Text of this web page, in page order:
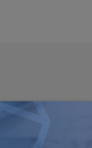
zu beurteilen, ist
eine
Jedoch ist es sehr
vor dem Deployment